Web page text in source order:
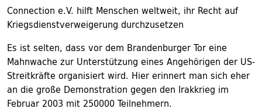
Connection e.V. hilft Menschen weltweit, ihr Recht auf
Kriegsdienstverweigerung durchzusetzen
Es ist selten, dass vor dem Brandenburger Tor eine
Mahnwache zur Unterstützung eines Angehörigen der US-
Streitkräfte organisiert wird. Hier erinnert man sich eher
an die große Demonstration gegen den Irakkrieg im
Februar 2003 mit 250000 Teilnehmern.